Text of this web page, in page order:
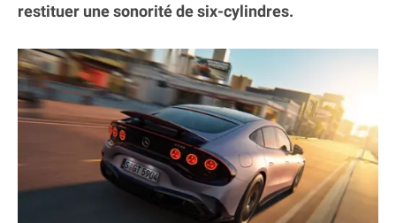
restituer une sonorité de six-cylindres.